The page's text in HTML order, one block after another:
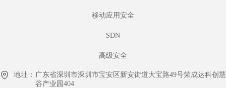
移动应用安全
SDN
高级安全
地址： 广东省深圳市深圳市宝安区新安街道大宝路49号荣成达科创慧
谷产业园404